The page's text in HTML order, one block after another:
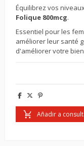
Équilibrez vos
Folique 800mcg.
Essentiel pour les
améliorer leur santé
d'améliorer votre
Añadir a